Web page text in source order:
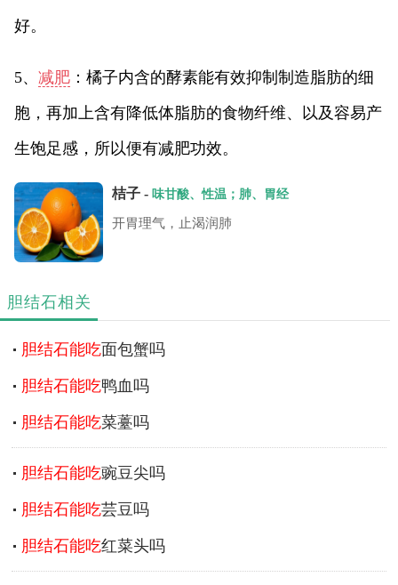
好。
5、 减肥 ：橘子内含的酵素能有效抑制制造脂肪的细
胞，再加上含有降低体脂肪的食物纤维、以及容易产
生饱足感，所以便有减肥功效。
桔子 - 味甘酸、性温；肺、胃经
开胃理气，止渴润肺
胆结石相关
胆结石能吃面包蟹吗
胆结石能吃鸭血吗
胆结石能吃菜薹吗
胆结石能吃豌豆尖吗
胆结石能吃芸豆吗
胆结石能吃红菜头吗